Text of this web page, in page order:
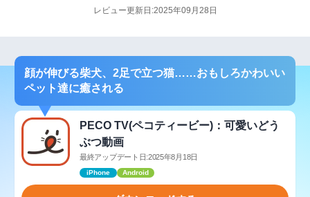
レビュー更新日:2025年09月28日
顔が伸びる柴犬、2足で立つ猫……おもしろかわいい
ペット達に癒される
PECO TV(ペコティービー)：可愛いどう
ぶつ動画
最終アップデート日:2025年8月18日
iPhone Android